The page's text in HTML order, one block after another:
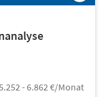
- 6.862 €/Monat